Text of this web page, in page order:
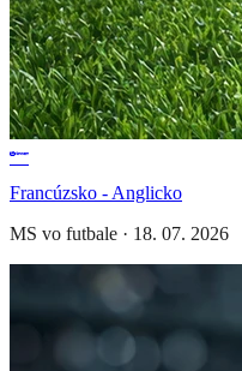
Francúzsko - Anglicko
MS vo futbale · 18. 07. 2026